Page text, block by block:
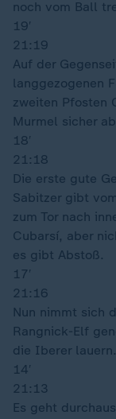
noch vom Ball
19′
21:19
Auf der
langgezogenen
zweiten Pfosten
Murmel sicher
18′
21:18
Die erste gute
Sabitzer gibt
zum Tor nach
Cubarsí, aber
es gibt Abstoß.
17′
21:16
Nun nimmt sich
Rangnick-Elf
die Iberer lauern.
14′
21:13
Es geht